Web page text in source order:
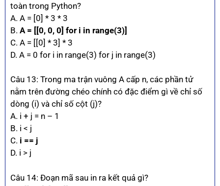
toàn trong Python?
A. A = [0] * 3 * 3
B. A = [[0, 0, 0] for i in range(3)]
C. A = [[0] * 3] * 3
D. A = 0 for i in range(3) for j in range(3)
Câu 13: Trong ma trận vuông A cấp n, các phần tử
nằm trên đường chéo chính có đặc điểm gì về chỉ số
dòng (i) và chỉ số cột (j)?
A. i + j = n – 1
B. i < j
C. i == j
D. i > j
Câu 14: Đoạn mã sau in ra kết quả gì?